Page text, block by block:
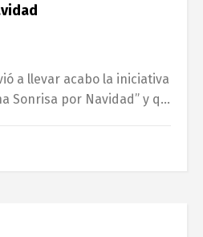
a llevar acabo la iniciativa
Sonrisa por Navidad” y q...